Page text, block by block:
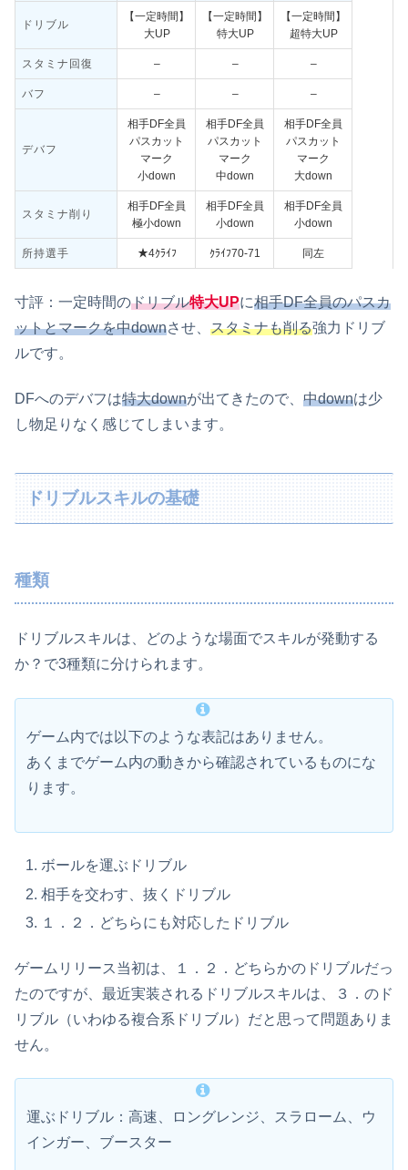
ドリブル
【一定時間】
大UP
【一定時間】
特大UP
【一定時間】
超特大UP
スタミナ回復 – – –
バフ – – –
デバフ
相手DF全員
パスカット
マーク
小down
相手DF全員
パスカット
マーク
中down
相手DF全員
パスカット
マーク
大down
スタミナ削り
相手DF全員
極小down
相手DF全員
小down
相手DF全員
小down
所持選手 ★4ｸﾗｲﾌ ｸﾗｲﾌ70‐71 同左
寸評：一定時間のドリブル特大UPに相手DF全員のパスカ
ットとマークを中downさせ、 スタミナも削る強力ドリブ
ルです。
DFへのデバフは特大downが出てきたので、 中downは少
し物足りなく感じてしまいます。
ドリブルスキルの基礎
種類
ドリブルスキルは、どのような場面でスキルが発動する
か？で3種類に分けられます。
ゲーム内では以下のような表記はありません。
あくまでゲーム内の動きから確認されているものにな
ります。
ボールを運ぶドリブル
相手を交わす、抜くドリブル
１．２．どちらにも対応したドリブル
ゲームリリース当初は、１．２．どちらかのドリブルだっ
たのですが、最近実装されるドリブルスキルは、３．のド
リブル（いわゆる複合系ドリブル）だと思って問題ありま
せん。
運ぶドリブル：高速、ロングレンジ、スラローム、ウ
インガー、ブースター